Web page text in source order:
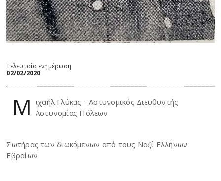
Τελευταία ενημέρωση
02/02/2020
Μ ιχαήλ Γλύκας - Αστυνομικός Διευθυντής
Αστυνομίας Πόλεων
Σωτήρας των διωκόμενων από τους Ναζί Ελλήνων
Εβραίων